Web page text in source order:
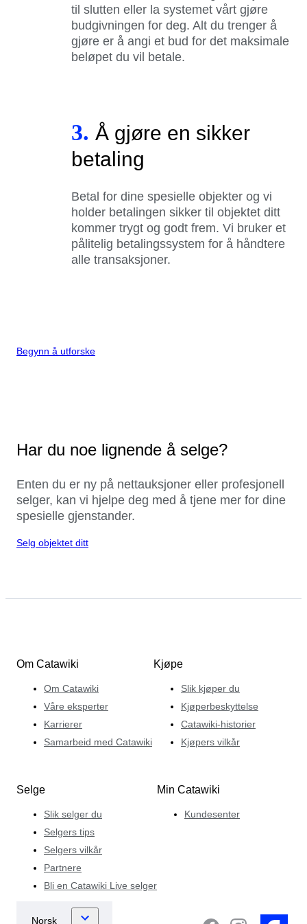
til slutten eller la systemet vårt gjøre
budgivningen for deg. Alt du trenger å
gjøre er å angi et bud for det maksimale
beløpet du vil betale.
3. Å gjøre en sikker
betaling
Betal for dine spesielle objekter og vi
holder betalingen sikker til objektet ditt
kommer trygt og godt frem. Vi bruker et
pålitelig betalingssystem for å håndtere
alle transaksjoner.
Begynn å utforske
Har du noe lignende å selge?
Enten du er ny på nettauksjoner eller profesjonell
selger, kan vi hjelpe deg med å tjene mer for dine
spesielle gjenstander.
Selg objektet ditt
Om Catawiki
Om Catawiki
Våre eksperter
Karrierer
Samarbeid med Catawiki
Kjøpe
Slik kjøper du
Kjøperbeskyttelse
Catawiki-historier
Kjøpers vilkår
Selge
Slik selger du
Selgers tips
Selgers vilkår
Partnere
Bli en Catawiki Live selger
Min Catawiki
Kundesenter